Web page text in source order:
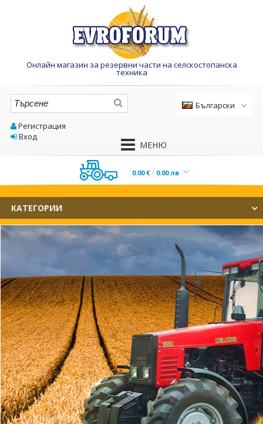
Онлайн магазин за резервни части на селскостопанска
техника
Регистрация
Вход
Български
НАЧАЛО
КОНТАКТИ
ЗА МАГАЗИНА
0.00€ / 0.00лв
Кошницата е празна!
КАТЕГОРИИ
Трактор МТЗ
Охлаждаща система
Смазване
Сцепление
Скоростна кутия
Раздадъчна кутия
Кардан
Преден водещ мост
Заден мост
Преден мост, рама
Кормилно управление
Спирачна система
Електрооборудване, прибори
ВОМ, навесна система
Кабина